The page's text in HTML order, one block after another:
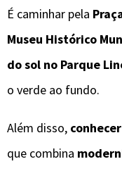
É caminhar pela
Museu Histórico
do sol no Parque
o verde ao fundo.
Além disso,
que combina